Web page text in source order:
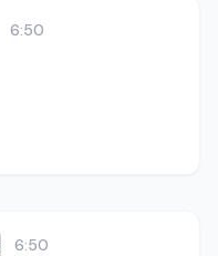
6:50
6:50